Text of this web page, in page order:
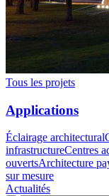
Tous les projets
Applications
Éclairage architectural
infrastructureCentres
ouvertsArchitecture
sur mesure
Actualités